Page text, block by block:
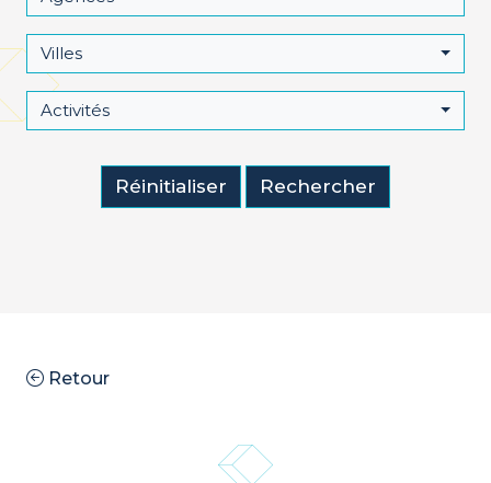
Villes
Activités
Réinitialiser Rechercher
Retour